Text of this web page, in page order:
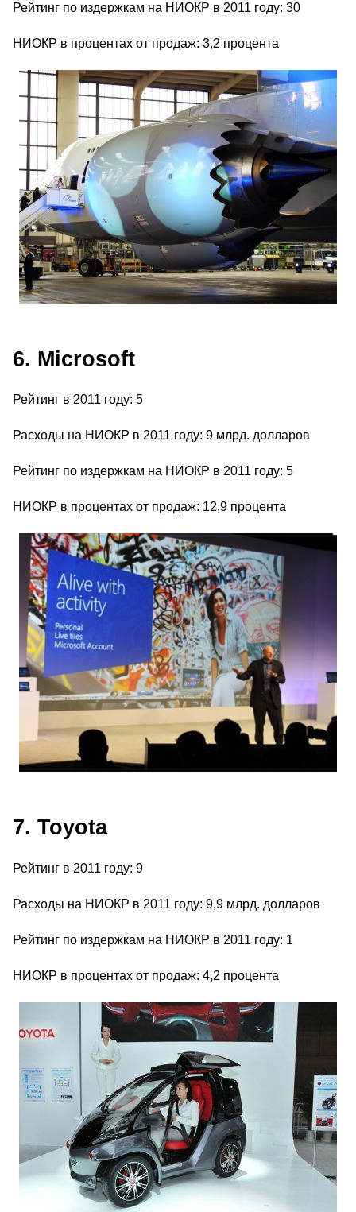
Рейтинг по издержкам на НИОКР в 2011 году: 30
НИОКР в процентах от продаж: 3,2 процента
6. Microsoft
Рейтинг в 2011 году: 5
Расходы на НИОКР в 2011 году: 9 млрд. долларов
Рейтинг по издержкам на НИОКР в 2011 году: 5
НИОКР в процентах от продаж: 12,9 процента
7. Toyota
Рейтинг в 2011 году: 9
Расходы на НИОКР в 2011 году: 9,9 млрд. долларов
Рейтинг по издержкам на НИОКР в 2011 году: 1
НИОКР в процентах от продаж: 4,2 процента